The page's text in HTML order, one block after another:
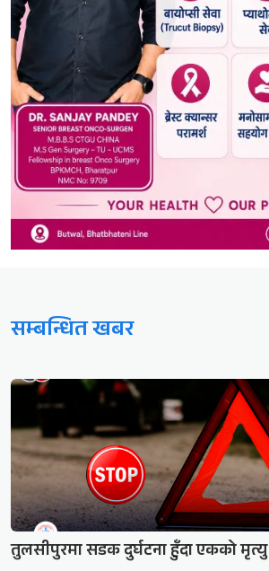
सम्बन्धित खबर
तुलसीपुरमा सडक दुर्घटना हुँदा एकको मृत्यु